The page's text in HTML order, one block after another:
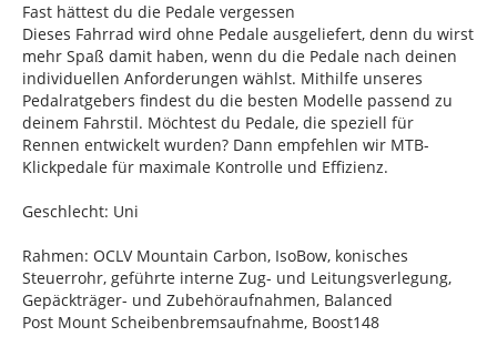
Fast hättest du die Pedale vergessen
Dieses Fahrrad wird ohne Pedale ausgeliefert, denn du wirst
mehr Spaß damit haben, wenn du die Pedale nach deinen
individuellen Anforderungen wählst. Mithilfe unseres
Pedalratgebers findest du die besten Modelle passend zu
deinem Fahrstil. Möchtest du Pedale, die speziell für
Rennen entwickelt wurden? Dann empfehlen wir MTB-
Klickpedale für maximale Kontrolle und Effizienz.
Geschlecht: Uni
Rahmen: OCLV Mountain Carbon, IsoBow, konisches
Steuerrohr, geführte interne Zug- und Leitungsverlegung,
Gepäckträger- und Zubehöraufnahmen, Balanced
Post Mount Scheibenbremsaufnahme, Boost148